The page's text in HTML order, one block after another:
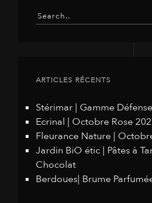
ARTICLES RÉCENTS
Stérimar | Gamme
Ecrinal | Octobre Rose
Fleurance Nature |
Jardin BiO étic | Pâtes à
Chocolat
Berdoues| Brume